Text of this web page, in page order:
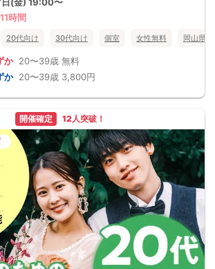
時間
20代向け 30代向け 個室 女性無料 岡山県
か 20〜39歳 無料
か 20〜39歳 3,800円
開催確定 12人突破！